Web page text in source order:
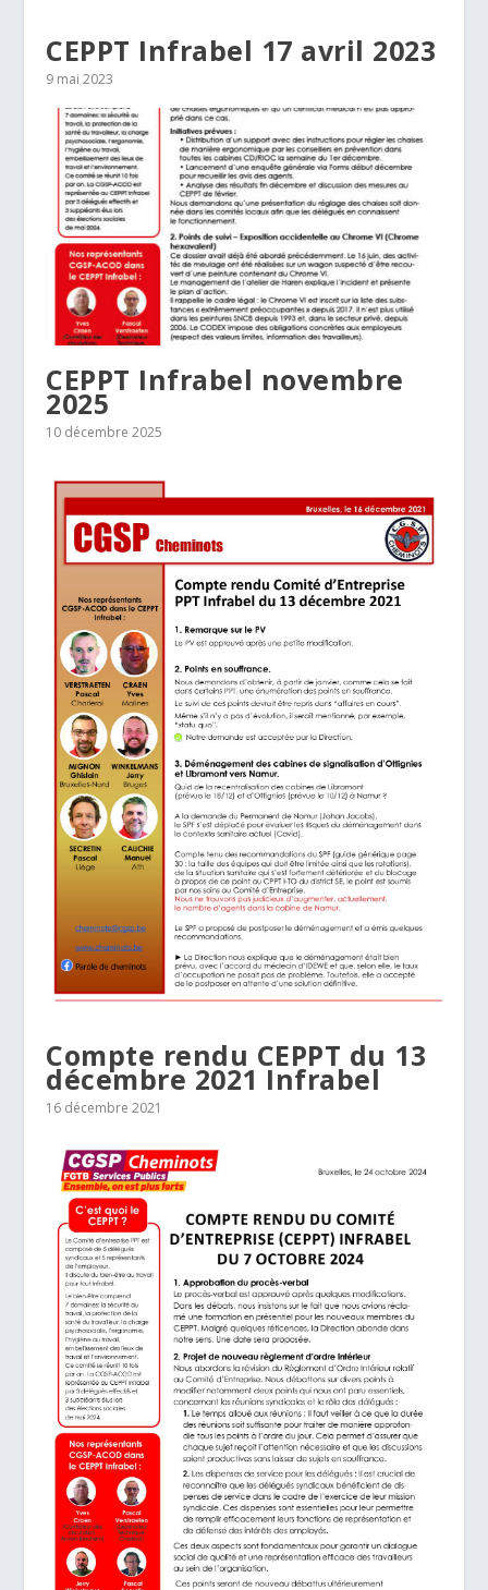
CEPPT Infrabel 17 avril 2023
9 mai 2023
CEPPT Infrabel novembre
2025
10 décembre 2025
Compte rendu CEPPT du 13
décembre 2021 Infrabel
16 décembre 2021